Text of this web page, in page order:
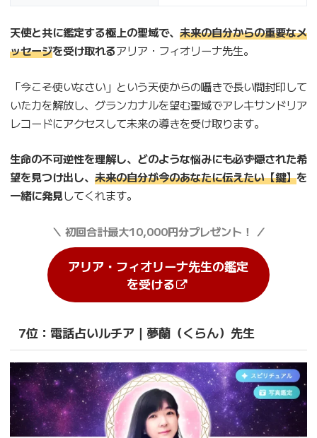
天使と共に鑑定する極上の聖域で、 未来の自分からの重要なメ
ッセージを受け取れるアリア・フィオリーナ先生。
「今こそ使いなさい」という天使からの囁きで長い間封印して
いた力を解放し、グランカナルを望む聖域でアレキサンドリア
レコードにアクセスして未来の導きを受け取ります。
生命の不可逆性を理解し、どのような悩みにも必ず隠された希
望を見つけ出し、 未来の自分が今のあなたに伝えたい【鍵】を
一緒に発見してくれます。
＼ 初回合計最大10,000円分プレゼント！ ／
アリア・フィオリーナ先生の鑑定
を受ける
7位：電話占いルチア｜夢蘭（くらん）先生